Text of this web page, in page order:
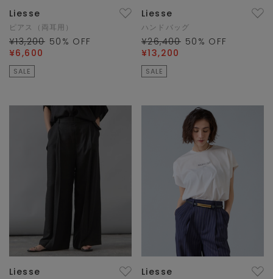
Liesse
ピアス（両耳用）
¥13,200 50 % OFF
¥6,600
SALE
Liesse
ハンドバッグ
¥26,400 50 % OFF
¥13,200
SALE
Liesse Liesse